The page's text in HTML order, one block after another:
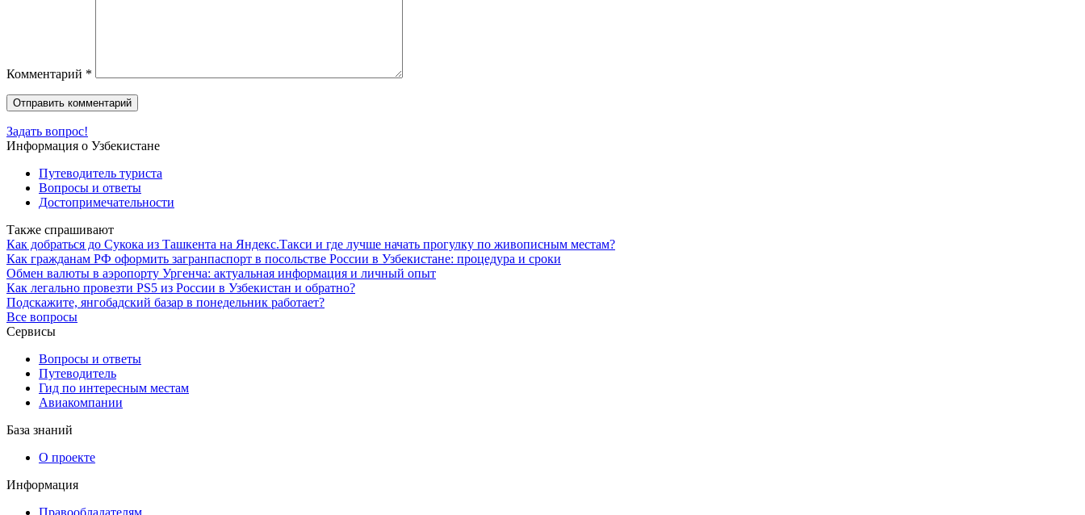
Комментарий *
Задать вопрос!
Информация о Узбекистане
Путеводитель туриста
Вопросы и ответы
Достопримечательности
Также спрашивают
Как добраться до Сукока из Ташкента на Яндекс.Такси и где лучше начать прогулку по живописным местам?
Как гражданам РФ оформить загранпаспорт в посольстве России в Узбекистане: процедура и сроки
Обмен валюты в аэропорту Ургенча: актуальная информация и личный опыт
Как легально провезти PS5 из России в Узбекистан и обратно?
Подскажите, янгобадский базар в понедельник работает?
Все вопросы
Сервисы
Вопросы и ответы
Путеводитель
Гид по интересным местам
Авиакомпании
База знаний
О проекте
Информация
Правообладателям